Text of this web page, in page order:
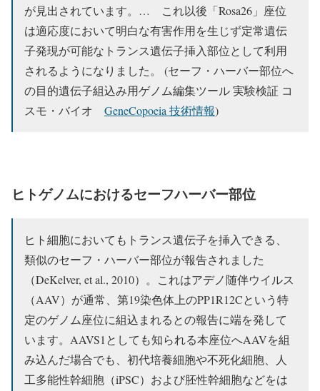
が見出されています。… これ以後「Rosa26」座位
は適応度において明白な有害作用を生じず定常遺伝
子発現が可能なトランス遺伝子挿入部位として利用
されるようになりました。 (セーフ・ハーバー部位へ
の目的遺伝子組込み用ゲノム編集ツール 実験検証 コ
スモ・バイオ GeneCopoeia 技術情報)
ヒトゲノムにおけるセーフハーバー部位
ヒト細胞においてもトランス遺伝子を挿入できる、
類似のセーフ・ハーバー部位が報告されました
（DeKelver, et al., 2010）。これはアデノ随伴ウイルス
（AAV）が通常、第19染色体上のPP1R12Cという特
定のゲノム座位に組込まれるとの報告に端を発して
います。AAVS1としても知られる本座位へAAVを組
み込んだ場合でも、初代培養細胞や不死化細胞、人
工多能性幹細胞（iPSC）および胚性幹細胞などをは